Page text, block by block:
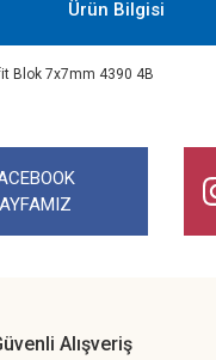
Ürün Bilgisi
Blok 7x7mm 4390 4B
benzer farklı alternatifler olmalı.
Alışveriş